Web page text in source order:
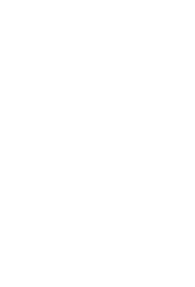
tiene múltiples